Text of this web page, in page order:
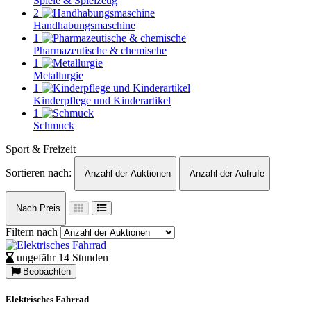
2
Handhabungsmaschine
1
Pharmazeutische & chemische
1
Metallurgie
1
Kinderpflege und Kinderartikel
1
Schmuck
Sport & Freizeit
Sortieren nach:
Anzahl der Auktionen Anzahl der Aufrufe
Nach Preis
Filtern nach
ungefähr 14 Stunden
Beobachten
Elektrisches Fahrrad